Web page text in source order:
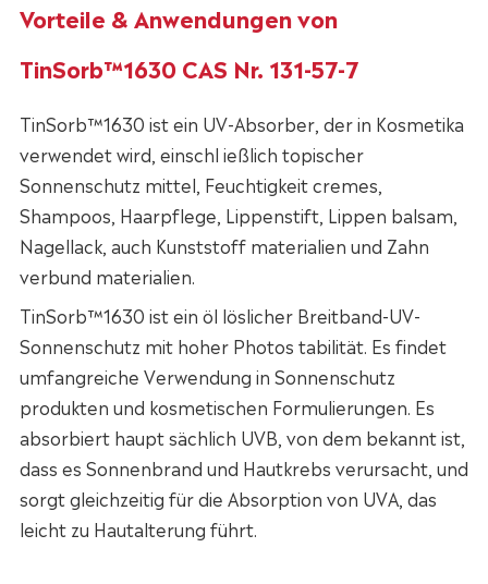
Vorteile & Anwendungen von
TinSorb™1630 CAS Nr. 131-57-7
TinSorb™1630 ist ein UV-Absorber, der in Kosmetika
verwendet wird, einschl ießlich topischer
Sonnenschutz mittel, Feuchtigkeit cremes,
Shampoos, Haarpflege, Lippenstift, Lippen balsam,
Nagellack, auch Kunststoff materialien und Zahn
verbund materialien.
TinSorb™1630 ist ein öl löslicher Breitband-UV-
Sonnenschutz mit hoher Photos tabilität. Es findet
umfangreiche Verwendung in Sonnenschutz
produkten und kosmetischen Formulierungen. Es
absorbiert haupt sächlich UVB, von dem bekannt ist,
dass es Sonnenbrand und Hautkrebs verursacht, und
sorgt gleichzeitig für die Absorption von UVA, das
leicht zu Hautalterung führt.